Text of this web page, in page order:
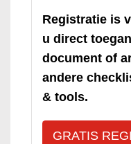
Registratie is
u direct
document of
andere
& tools.
GRATIS